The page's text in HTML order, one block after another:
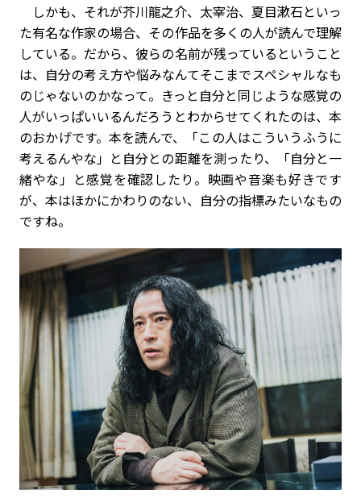
しかも、それが芥川龍之介、太宰治、夏目漱石といっ
た有名な作家の場合、その作品を多くの人が読んで理解
している。だから、彼らの名前が残っているということ
は、自分の考え方や悩みなんてそこまでスペシャルなも
のじゃないのかなって。きっと自分と同じような感覚の
人がいっぱいいるんだろうとわからせてくれたのは、本
のおかげです。本を読んで、「この人はこういうふうに
考えるんやな」と自分との距離を測ったり、「自分と一
緒やな」と感覚を確認したり。映画や音楽も好きです
が、本はほかにかわりのない、自分の指標みたいなもの
ですね。